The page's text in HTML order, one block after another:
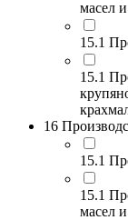
масел
15.1
15.1
16
15.1
15.1
масел